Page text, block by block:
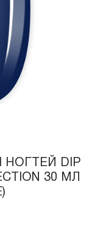
НОГТЕЙ DIP
30 МЛ